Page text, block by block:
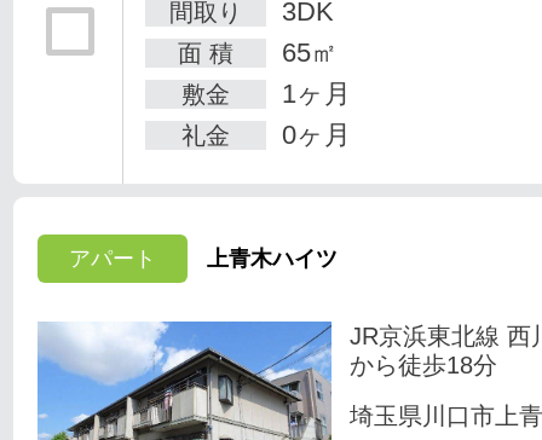
間取り 3DK
面 積 65㎡
敷金 1ヶ月
礼金 0ヶ月
アパート 上青木ハイツ
JR京浜東北線 西
から徒歩18分
埼玉県川口市上